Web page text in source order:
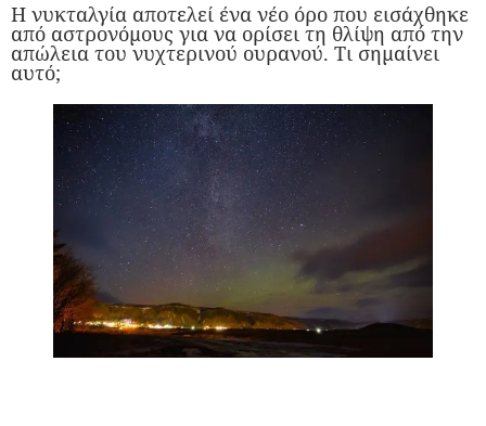
Η νυκταλγία αποτελεί ένα νέο όρο που εισάχθηκε
από αστρονόμους για να ορίσει τη θλίψη από την
απώλεια του νυχτερινού ουρανού. Τι σημαίνει
αυτό;